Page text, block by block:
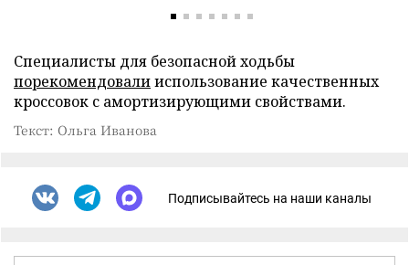
Специалисты для безопасной ходьбы
порекомендовалииспользование качественных
кроссовок с амортизирующими свойствами.
Текст: Ольга Иванова
Подписывайтесь на наши каналы